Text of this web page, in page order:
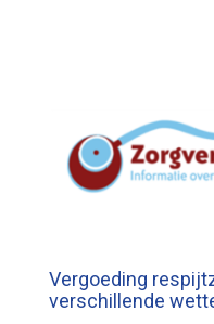
gehandicaptenzorg
En er zijn tevens
kinderen met een
aandoening
dagopvang voor
Vergoeding
verschillende